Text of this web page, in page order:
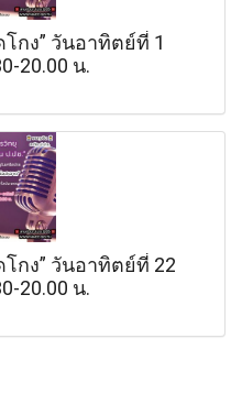
กง” วันอาทิตย์ที่ 1
20.00 น.
กง” วันอาทิตย์ที่ 22
20.00 น.